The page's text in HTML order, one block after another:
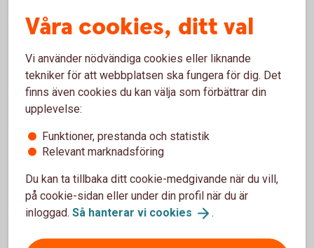
Skaffa Pensionsförsäkring med
fonder
Via internetbanken
Teckna Pensionsförsäkring med fonder
Våra cookies, ditt val
Vi använder nödvändiga cookies eller liknande
tekniker för att webbplatsen ska fungera för dig. Det
finns även cookies du kan välja som förbättrar din
upplevelse:
Funktioner, prestanda och statistik
Relevant marknadsföring
Du kan ta tillbaka ditt cookie-medgivande när du vill,
på cookie-sidan eller under din profil när du är
inloggad. Så hanterar vi cookies .